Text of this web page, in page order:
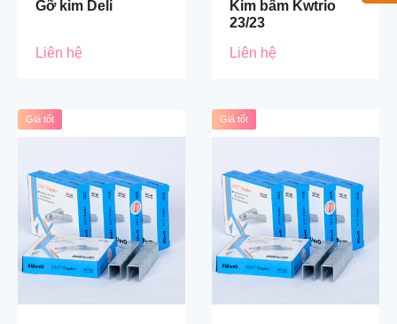
Gỡ kim Deli
Liên hệ
Kim bấm Kwtrio
23/23
Liên hệ
Giá tốt Giá tốt